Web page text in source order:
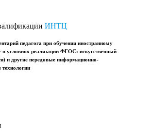
ИНТЦ
педагога при обучении иностранному
в условиях реализации ФГОС: искусственный
и другие передовые информационно-